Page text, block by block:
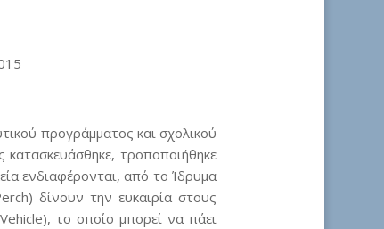
προγράμματος και σχολικού
κατασκευάσθηκε, τροποποιήθηκε
ενδιαφέρονται, από το Ίδρυμα
δίνουν την ευκαιρία στους
το οποίο μπορεί να πάει